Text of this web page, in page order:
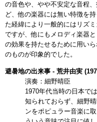
の音色や、やや不安定な音程
ど、他の楽器には無い特徴を
た経緯により一般的にはリズ
ですが、他にもメロディ楽器
の効果を持たせるために用い
のものが印象的でした。
避暑地の出来事 - 荒井由実
演奏：細野晴臣
1970年代当時の日本で
知られておらず、細野
ンをポピュラー音楽に